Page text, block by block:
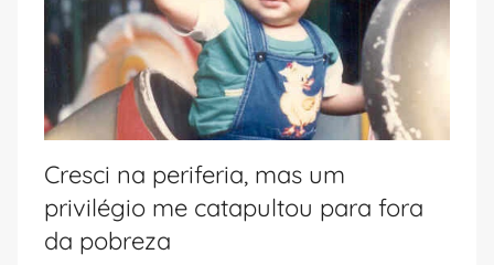
Cresci na periferia, mas um
privilégio me catapultou para fora
da pobreza